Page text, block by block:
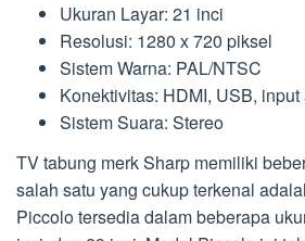
Ukuran Layar: 21 inci
Resolusi: 1280 x 720 piksel
Sistem Warna: PAL/NTSC
Konektivitas: HDMI, USB,
Sistem Suara: Stereo
TV tabung merk Sharp memiliki
salah satu yang cukup terkenal
Piccolo tersedia dalam beberapa